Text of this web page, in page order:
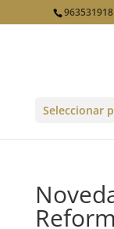
963531918
Seleccionar